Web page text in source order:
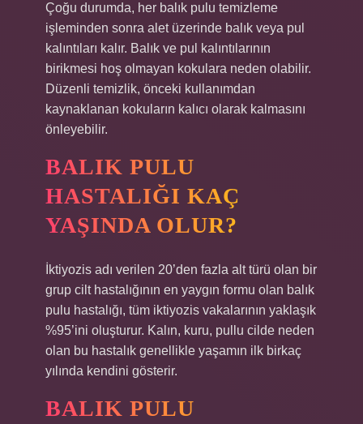
Çoğu durumda, her balık pulu temizleme
işleminden sonra alet üzerinde balık veya pul
kalıntıları kalır. Balık ve pul kalıntılarının
birikmesi hoş olmayan kokulara neden olabilir.
Düzenli temizlik, önceki kullanımdan
kaynaklanan kokuların kalıcı olarak kalmasını
önleyebilir.
BALIK PULU
HASTALIĞI KAÇ
YAŞINDA OLUR?
İktiyozis adı verilen 20’den fazla alt türü olan bir
grup cilt hastalığının en yaygın formu olan balık
pulu hastalığı, tüm iktiyozis vakalarının yaklaşık
%95’ini oluşturur. Kalın, kuru, pullu cilde neden
olan bu hastalık genellikle yaşamın ilk birkaç
yılında kendini gösterir.
BALIK PULU